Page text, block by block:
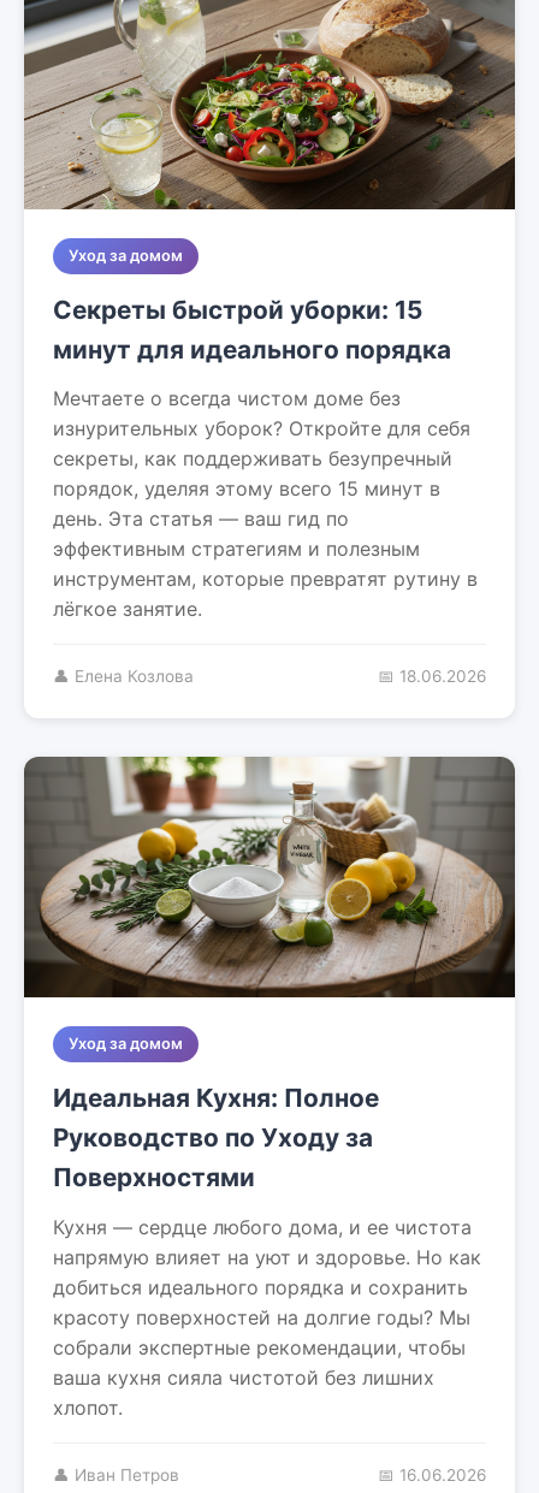
Уход за домом
Секреты быстрой уборки: 15
минут для идеального порядка
Мечтаете о всегда чистом доме без
изнурительных уборок? Откройте для себя
секреты, как поддерживать безупречный
порядок, уделяя этому всего 15 минут в
день. Эта статья — ваш гид по
эффективным стратегиям и полезным
инструментам, которые превратят рутину в
лёгкое занятие.
👤 Елена Козлова 📅 18.06.2026
Уход за домом
Идеальная Кухня: Полное
Руководство по Уходу за
Поверхностями
Кухня — сердце любого дома, и ее чистота
напрямую влияет на уют и здоровье. Но как
добиться идеального порядка и сохранить
красоту поверхностей на долгие годы? Мы
собрали экспертные рекомендации, чтобы
ваша кухня сияла чистотой без лишних
хлопот.
👤 Иван Петров 📅 16.06.2026